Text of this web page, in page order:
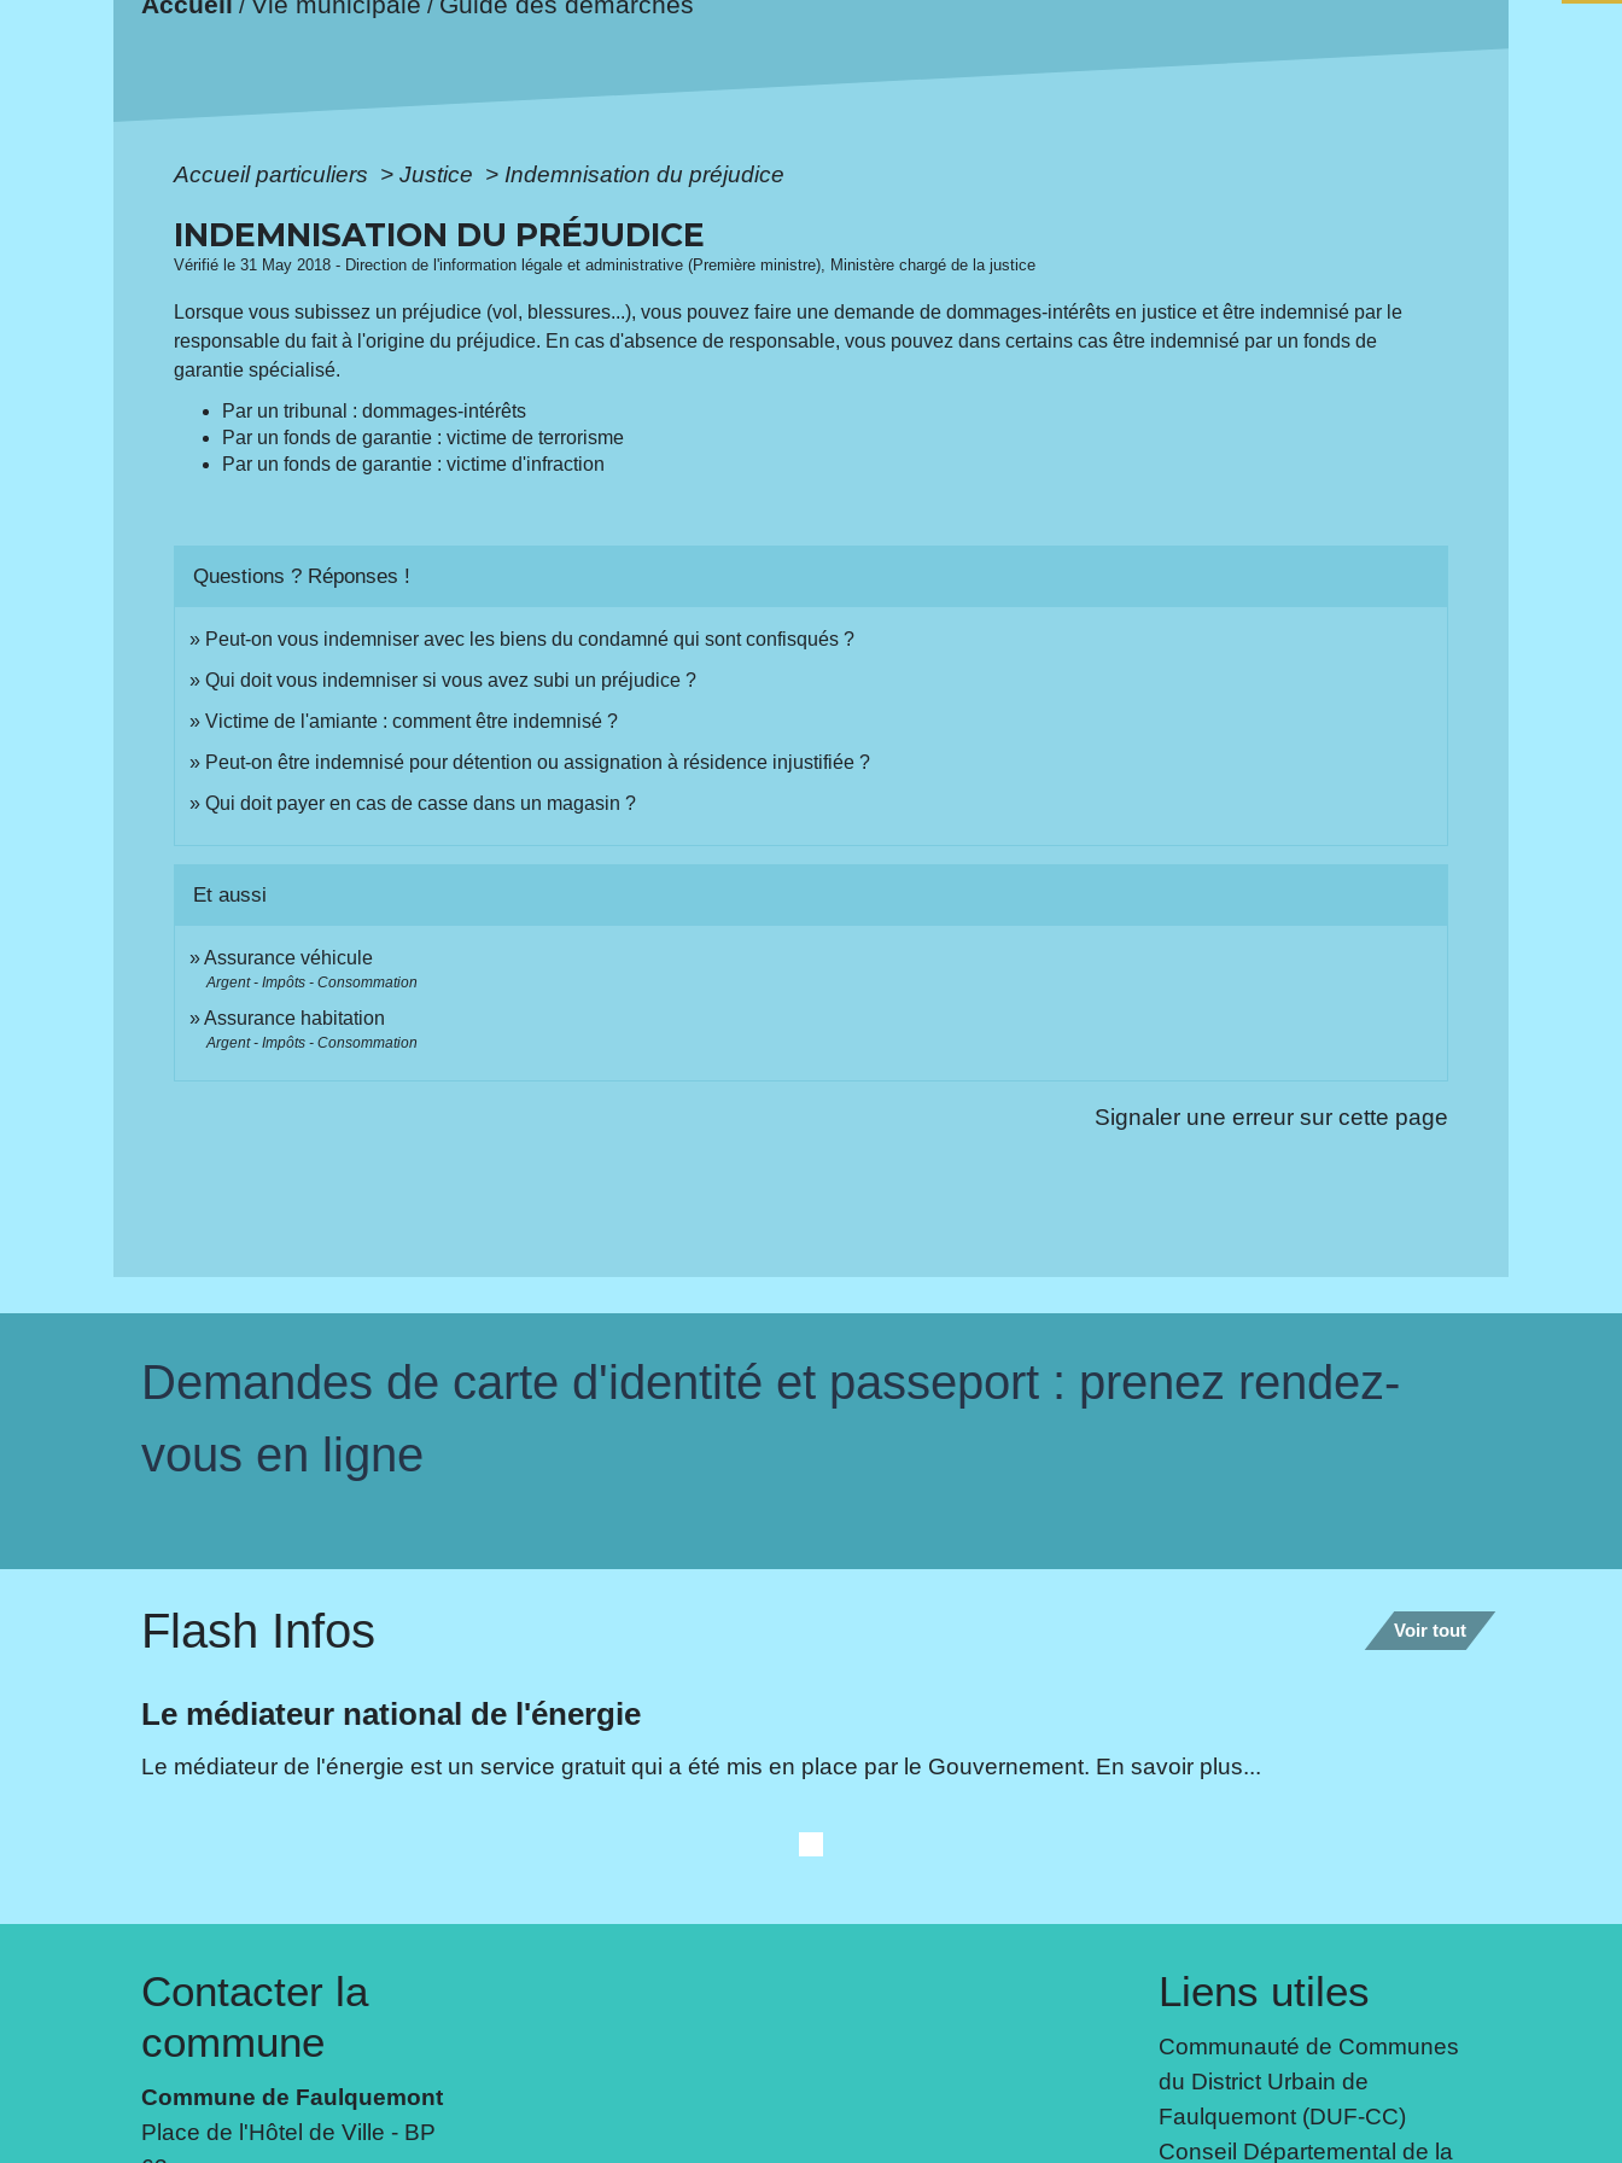
/ /
Accueil particuliers > Justice > Indemnisation du préjudice
INDEMNISATION DU PRÉJUDICE
Vérifié le 31 May 2018 - Direction de l'information légale et administrative (Première ministre), Ministère chargé de la justice
Lorsque vous subissez un préjudice (vol, blessures...), vous pouvez faire une demande de dommages-intérêts en justice et être indemnisé par le
responsable du fait à l'origine du préjudice. En cas d'absence de responsable, vous pouvez dans certains cas être indemnisé par un fonds de
garantie spécialisé.
Par un tribunal : dommages-intérêts
Par un fonds de garantie : victime de terrorisme
Par un fonds de garantie : victime d'infraction
Questions ? Réponses !
Peut-on vous indemniser avec les biens du condamné qui sont confisqués ?
Qui doit vous indemniser si vous avez subi un préjudice ?
Victime de l'amiante : comment être indemnisé ?
Peut-on être indemnisé pour détention ou assignation à résidence injustifiée ?
Qui doit payer en cas de casse dans un magasin ?
Et aussi
Assurance véhicule
Argent - Impôts - Consommation
Assurance habitation
Argent - Impôts - Consommation
Signaler une erreur sur cette page
Demandes de carte d'identité et passeport : prenez rendez-
vous en ligne
Flash Infos Voir tout
Le médiateur national de l'énergie
Le médiateur de l'énergie est un service gratuit qui a été mis en place par le Gouvernement. En savoir plus...
Contacter la
commune
Commune de Faulquemont
Place de l'Hôtel de Ville - BP
Liens utiles
Communauté de Communes
du District Urbain de
Faulquemont (DUF-CC)
Conseil Départemental de la